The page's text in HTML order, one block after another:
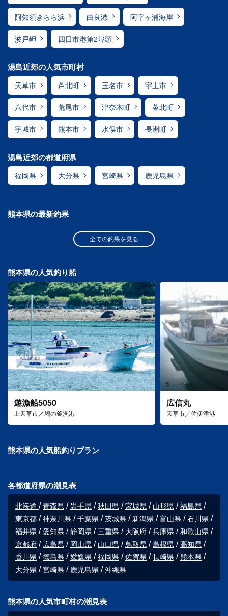
阿知須きらら浜 由良港 阿字ヶ浦海岸
波戸岬 四日市港第2埠頭
湯島近郊の人気市町村
天草市 芦北町 玉名市 宇土市
八代市 荒尾市 津奈木町 苓北町
宇城市 熊本市 水俣市 長洲町
湯島近郊の都道府県
福岡県 大分県 宮崎県 鹿児島県
熊本県の最新釣果
全ての釣果を見る
熊本県の人気釣り船
遊漁船5050
上天草市／鳩の釜漁港
広信丸
天草市／佐伊津港
熊本県の人気船釣りプラン
各都道府県の潮見表
北海道 青森県 岩手県 秋田県 宮城県 山形県
福島県
東京都
神奈川県 千葉県 茨城県 新潟県 富山県
石川県
福井県
愛知県 静岡県 三重県 大阪府 兵庫県
和歌山県
京都府
広島県 岡山県 山口県 鳥取県 島根県
高知県
香川県
徳島県 愛媛県 福岡県 佐賀県 長崎県
熊本県
大分県
宮崎県 鹿児島県 沖縄県
熊本県の人気市町村の潮見表